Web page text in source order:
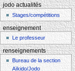
jodo actualités
Stages/compétitions
enseignement
Le professeur
renseignements
Bureau de la section
Aïkido/Jodo